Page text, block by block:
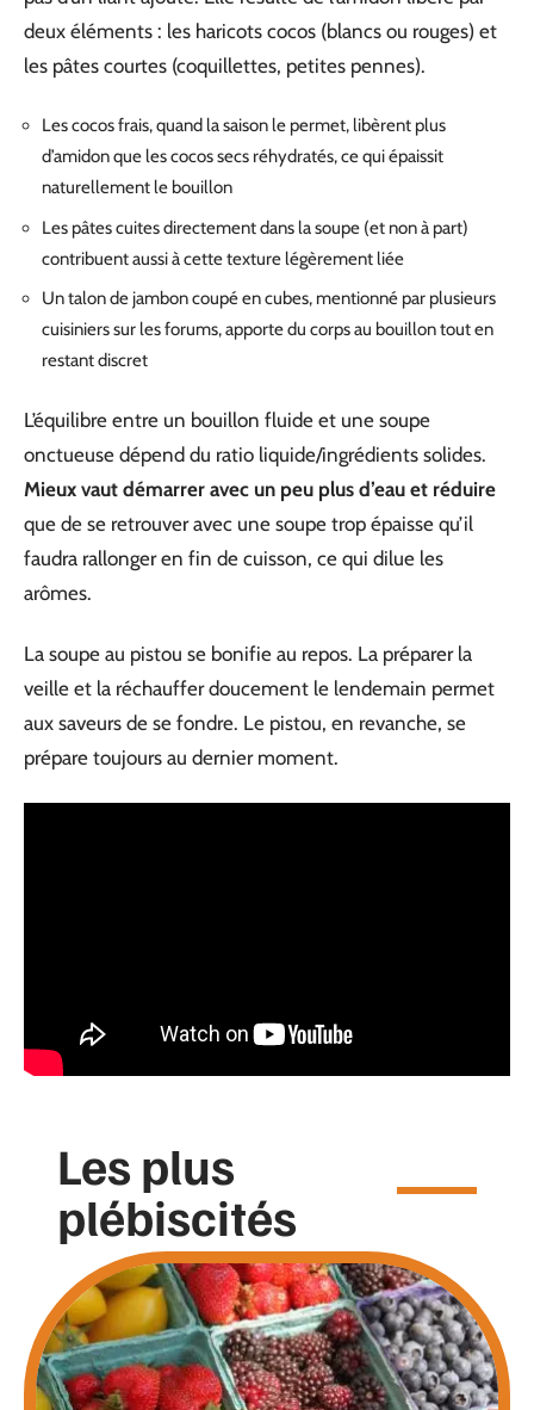
deux éléments : les haricots cocos (blancs ou rouges) et
les pâtes courtes (coquillettes, petites pennes).
Les cocos frais, quand la saison le permet, libèrent plus
d’amidon que les cocos secs réhydratés, ce qui épaissit
naturellement le bouillon
Les pâtes cuites directement dans la soupe (et non à part)
contribuent aussi à cette texture légèrement liée
Un talon de jambon coupé en cubes, mentionné par plusieurs
cuisiniers sur les forums, apporte du corps au bouillon tout en
restant discret
L’équilibre entre un bouillon fluide et une soupe
onctueuse dépend du ratio liquide/ingrédients solides.
Mieux vaut démarrer avec un peu plus d’eau et réduire
que de se retrouver avec une soupe trop épaisse qu’il
faudra rallonger en fin de cuisson, ce qui dilue les
arômes.
La soupe au pistou se bonifie au repos. La préparer la
veille et la réchauffer doucement le lendemain permet
aux saveurs de se fondre. Le pistou, en revanche, se
prépare toujours au dernier moment.
Les plus
plébiscités